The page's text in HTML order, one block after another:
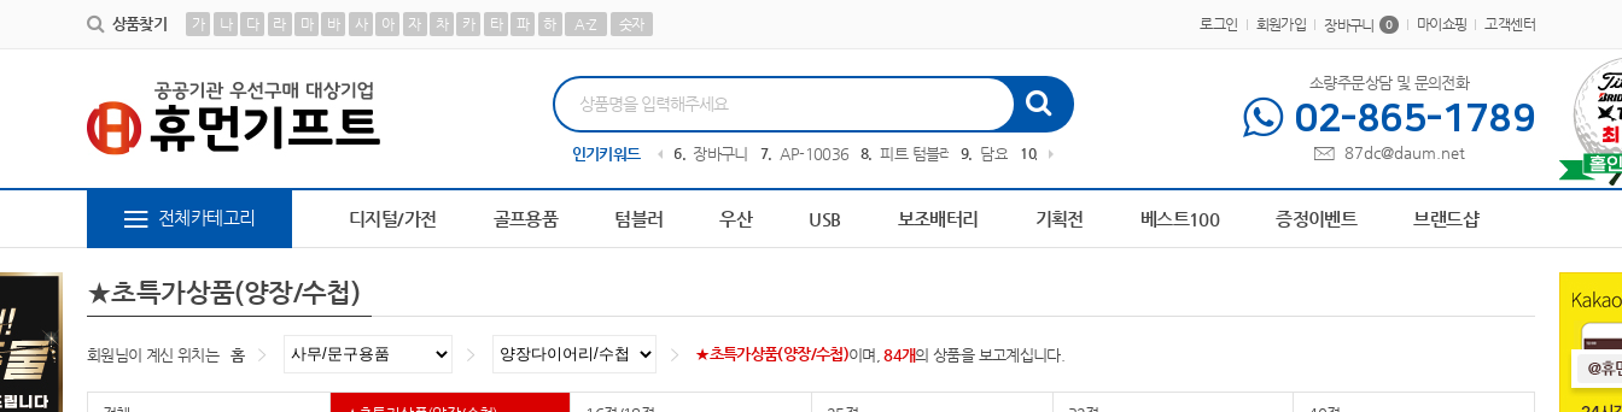
상품찾기 가 나 다 라 마 바 사 아 자 차 카 타 파 하 A-Z 숫자 로그인 회원가입 장바구니 0 마이쇼핑 고객센터
인기키워드
10 AP-100462 1 책갈피 2 5 파스텔 칫솔 6 장바구니 7 AP-100364 8 피트 텀블러 9 담요 10 AP-100462 AP-1006164 AP-100209 파스텔 칫솔 6
소량주문상담 및 문의전화
02-865-1789
87dc@daum.net
전체카테고리 디지털/가전 골프용품 텀블러 우산 USB 보조배터리 기획전 베스트100 증정이벤트 브랜드샵
★초특가상품(양장/수첩)
회원님이 계신 위치는 홈 ★초특가상품(양장/수첩)이며,84개의 상품을 보고계십니다.